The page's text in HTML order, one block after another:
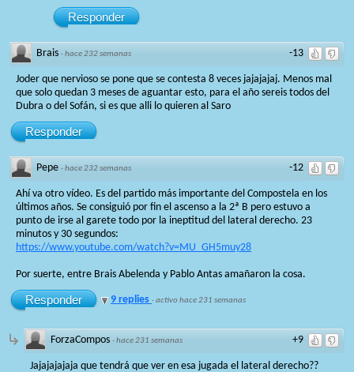
Responder
-13
Brais ·hace 232 semanas
Joder que nervioso se pone que se contesta 8 veces jajajajaj. Menos mal
que solo quedan 3 meses de aguantar esto, para el año sereis todos del
Dubra o del Sofán, si es que alli lo quieren al Saro
Responder
-12
Pepe ·hace 232 semanas
Ahí va otro vídeo. Es del partido más importante del Compostela en los
últimos años. Se consiguió por fin el ascenso a la 2ª B pero estuvo a
punto de irse al garete todo por la ineptitud del lateral derecho. 23
minutos y 30 segundos:
https://www.youtube.com/watch?v=MU_GH5muy28
Por suerte, entre Brais Abelenda y Pablo Antas amañaron la cosa.
Responder 9 replies ·activo hace 231 semanas
+9
ForzaCompos ·hace 231 semanas
Jajajajajaja que tendrá que ver en esa jugada el lateral derecho??